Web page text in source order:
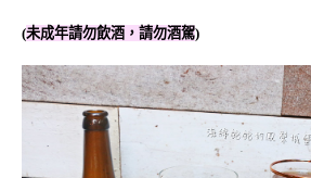
(未成年請勿飲酒，請勿酒駕)